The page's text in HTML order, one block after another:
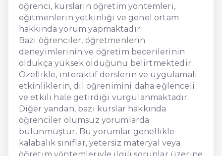
öğrenci, kursların öğretim yöntemleri,
eğitmenlerin yetkinliği ve genel ortam
hakkında yorum yapmaktadır.
Bazı öğrenciler, öğretmenlerin
deneyimlerinin ve öğretim becerilerinin
oldukça yüksek olduğunu belirtmektedir.
Özellikle, interaktif derslerin ve uygulamalı
etkinliklerin, dil öğrenimini daha eğlenceli
ve etkili hale getirdiği vurgulanmaktadır.
Diğer yandan, bazı kurslar hakkında
öğrenciler olumsuz yorumlarda
bulunmuştur. Bu yorumlar genellikle
kalabalık sınıflar, yetersiz materyal veya